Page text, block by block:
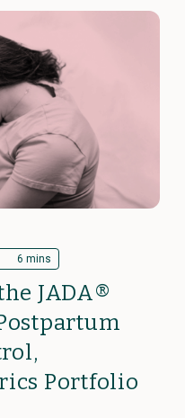
6 mins
JADA®
Portfolio